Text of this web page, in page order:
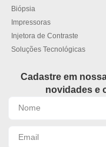
Biópsia
Impressoras
Injetora de Contraste
Soluções Tecnológicas
Cadastre em
novidades e